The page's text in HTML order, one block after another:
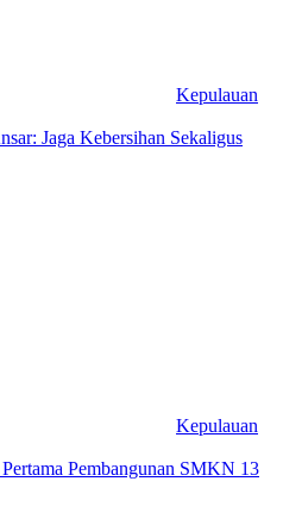
Kepulauan
Jaga Kebersihan Sekaligus
Kepulauan
Pembangunan SMKN 13